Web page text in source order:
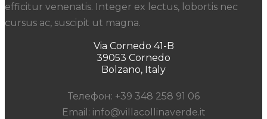
efficitur venenatis. Integer ex lectus, lobortis nec
cursus ac, suscipit ut magna.
Via Cornedo 41-B
39053 Cornedo
Bolzano, Italy
Телефон: +39 348 258 91 06
Email: info@villacollinaverde.it